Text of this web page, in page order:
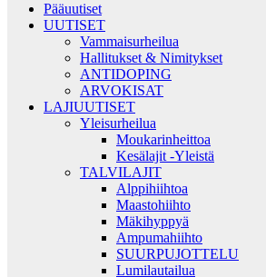
Pääuutiset
UUTISET
Vammaisurheilua
Hallitukset & Nimitykset
ANTIDOPING
ARVOKISAT
LAJIUUTISET
Yleisurheilua
Moukarinheittoa
Kesälajit -Yleistä
TALVILAJIT
Alppihiihtoa
Maastohiihto
Mäkihyppyä
Ampumahiihto
SUURPUJOTTELU
Lumilautailua